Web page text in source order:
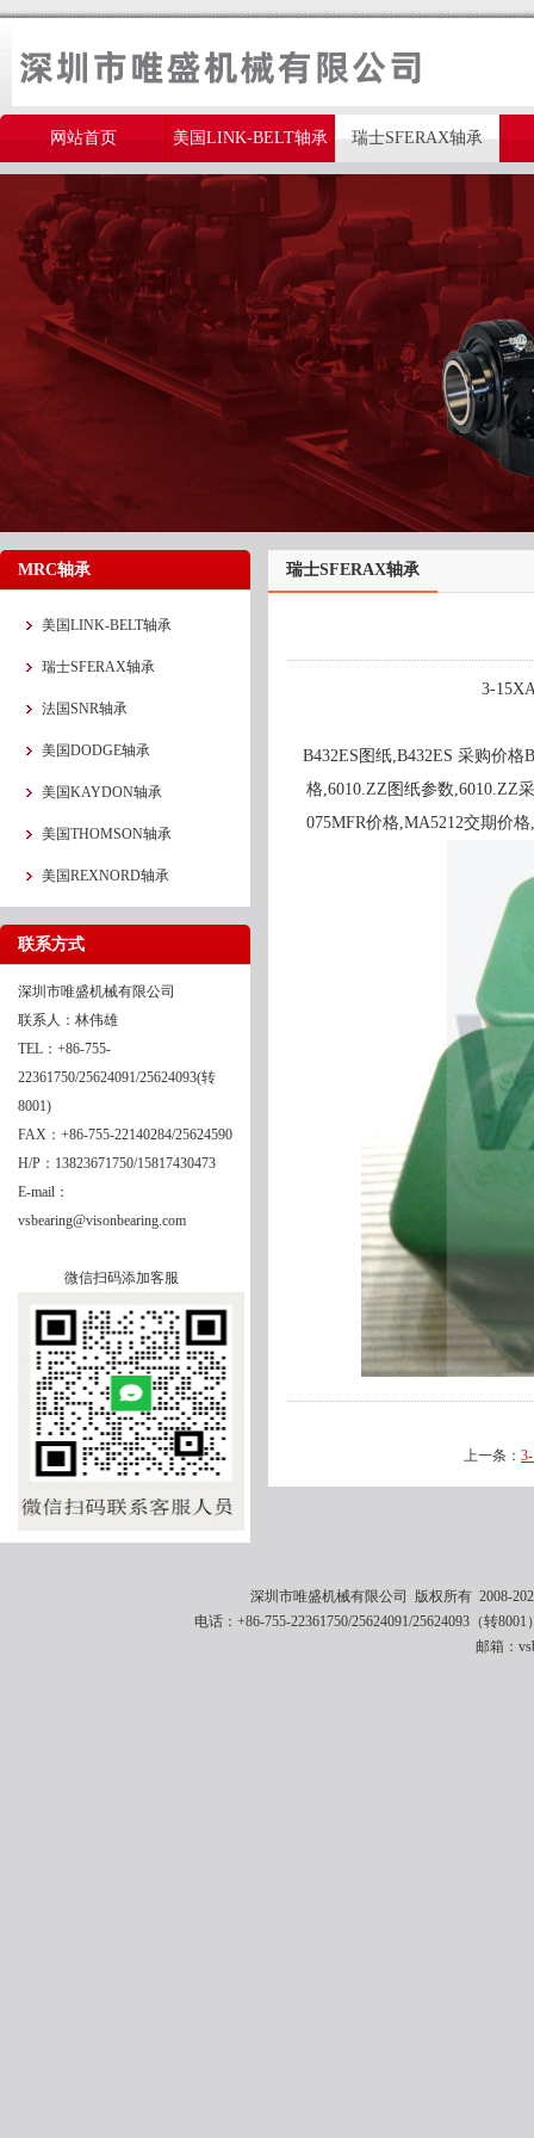
网站首页 美国LINK-BELT轴承 瑞士SFERAX轴承
美国THOMSON轴承
MRC轴承
美国LINK-BELT轴承
瑞士SFERAX轴承
法国SNR轴承
美国DODGE轴承
美国KAYDON轴承
美国THOMSON轴承
美国REXNORD轴承
联系方式
深圳市唯盛机械有限公司
联系人：林伟雄
TEL：+86-755-
22361750/25624091/25624093(转
8001)
FAX：+86-755-22140284/25624590
H/P：13823671750/15817430473
E-mail：
vsbearing@visonbearing.com
微信扫码添加客服
瑞士SFERAX轴承
3-
B432ES图纸,B432ES 采购价
格,6010.ZZ图纸参数,6010.ZZ
075MFR价格,MA5212交期价
上一条：
深圳市唯盛机械有限公司 版权所有 2008-
电话：+86-755-22361750/25624091/25624093（转
邮箱：